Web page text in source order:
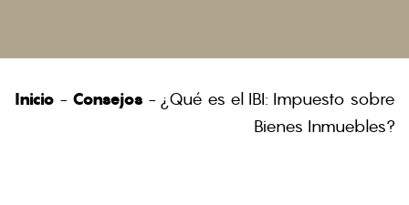
Inicio - Consejos - ¿Qué es el IBI: Impuesto sobre
Bienes Inmuebles?